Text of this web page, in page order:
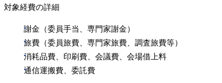
対象経費の詳細
謝金（委員手当、専門家謝金）
旅費（委員旅費、専門家旅費、調査旅費等）
消耗品費、印刷費、会議費、会場借上料
通信運搬費、委託費